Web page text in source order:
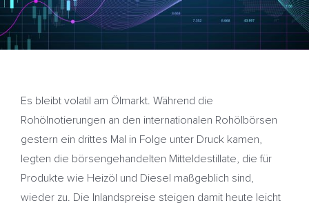
Es bleibt volatil am Ölmarkt. Während die
Rohölnotierungen an den internationalen Rohölbörsen
gestern ein drittes Mal in Folge unter Druck kamen,
legten die börsengehandelten Mitteldestillate, die für
Produkte wie Heizöl und Diesel maßgeblich sind,
wieder zu. Die Inlandspreise steigen damit heute leicht